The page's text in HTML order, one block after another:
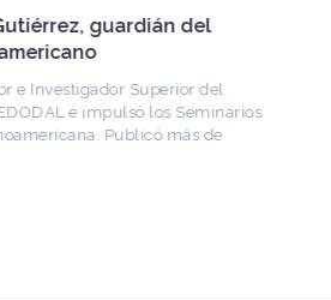
guardián del
e Investigador Superior del
e impulsó los Seminarios
Publicó más de